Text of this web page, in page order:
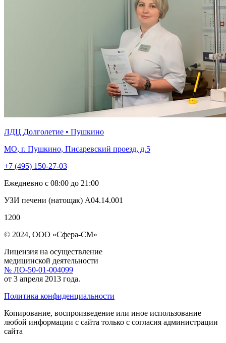
ЛДЦ Долголетие • Пушкино
МО, г. Пушкино, Писаревский проезд, д.5
+7 (495) 150-27-03
Ежедневно с 08:00 до 21:00
УЗИ печени (натощак) А04.14.001
1200
© 2024, ООО «Сфера-СМ»
Лицензия на осуществление
медицинской деятельности
№ ЛО-50-01-004099
от 3 апреля 2013 года.
Политика конфиденциальности
Копирование, воспроизведение или иное использование
любой информации с сайта только с согласия администрации
сайта